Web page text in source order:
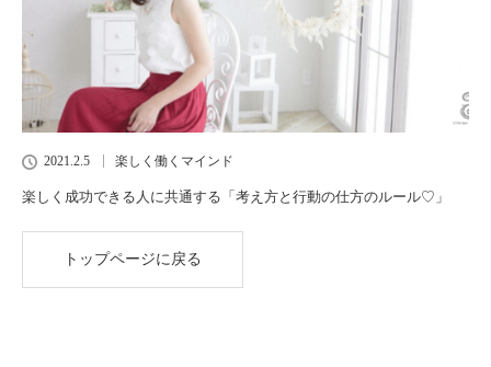
2021.2.5 楽しく働くマインド
楽しく成功できる人に共通する「考え方と行動の仕方のルール♡」
トップページに戻る